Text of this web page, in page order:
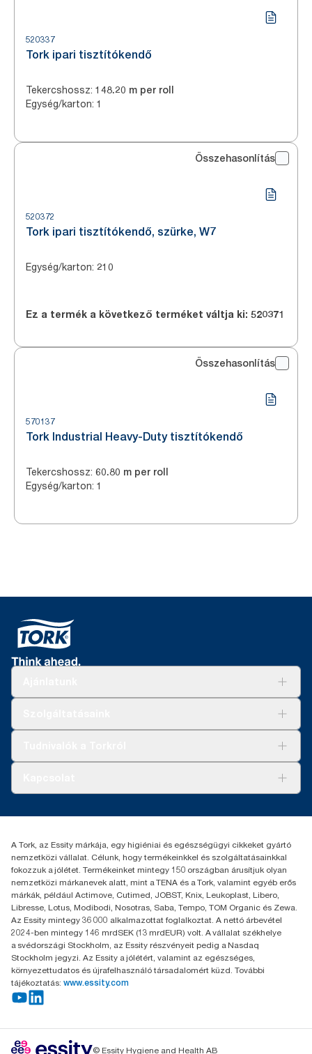
520337
Tork ipari tisztítókendő
Tekercshossz: 148.20 m per roll
Egység/karton: 1
Összehasonlítás
520372
Tork ipari tisztítókendő, szürke, W7
Egység/karton: 210
Ez a termék a következő terméket váltja ki: 520371
Összehasonlítás
570137
Tork Industrial Heavy-Duty tisztítókendő
Tekercshossz: 60.80 m per roll
Egység/karton: 1
+36 1 392 2176
H-1021 Budapest
Budakeszi út 51.
A Tork, az Essity márkája, egy higiéniai és egészségügyi cikkeket gyártó
nemzetközi vállalat. Célunk, hogy termékeinkkel és szolgáltatásainkkal
fokozzuk a jólétet. Termékeinket mintegy 150 országban árusítjuk olyan
nemzetközi márkanevek alatt, mint a TENA és a Tork, valamint egyéb erős
márkák, például Actimove, Cutimed, JOBST, Knix, Leukoplast, Libero,
Libresse, Lotus, Modibodi, Nosotras, Saba, Tempo, TOM Organic és Zewa.
Az Essity mintegy 36 000 alkalmazottat foglalkoztat. A nettó árbevétel
2024-ben mintegy 146 mrdSEK (13 mrdEUR) volt. A vállalat székhelye
a svédországi Stockholm, az Essity részvényeit pedig a Nasdaq
Stockholm jegyzi. Az Essity a jólétért, valamint az egészséges,
környezettudatos és újrafelhasználó társadalomért küzd. További
tájékoztatás: www.essity.com
© Essity Hygiene and Health AB